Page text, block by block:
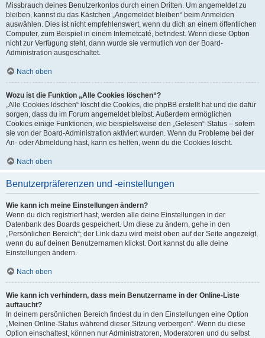
Missbrauch deines Benutzerkontos durch einen Dritten. Um angemeldet zu
bleiben, kannst du das Kästchen „Angemeldet bleiben“ beim Anmelden
auswählen. Dies ist nicht empfehlenswert, wenn du dich an einem öffentlichen
Computer, zum Beispiel in einem Internetcafé, befindest. Wenn diese Option
nicht zur Verfügung steht, dann wurde sie vermutlich von der Board-
Administration ausgeschaltet.
Nach oben
Wozu ist die Funktion „Alle Cookies löschen“?
„Alle Cookies löschen“ löscht die Cookies, die phpBB erstellt hat und die dafür
sorgen, dass du im Forum angemeldet bleibst. Außerdem ermöglichen
Cookies einige Funktionen, wie beispielsweise den „Gelesen“-Status – sofern
sie von der Board-Administration aktiviert wurden. Wenn du Probleme bei der
An- oder Abmeldung hast, kann es helfen, wenn du die Cookies löscht.
Nach oben
Benutzerpräferenzen und -einstellungen
Wie kann ich meine Einstellungen ändern?
Wenn du dich registriert hast, werden alle deine Einstellungen in der
Datenbank des Boards gespeichert. Um diese zu ändern, gehe in den
„Persönlichen Bereich“; der Link dazu wird meist oben auf der Seite angezeigt,
wenn du auf deinen Benutzernamen klickst. Dort kannst du alle deine
Einstellungen ändern.
Nach oben
Wie kann ich verhindern, dass mein Benutzername in der Online-Liste
auftaucht?
In deinem persönlichen Bereich findest du in den Einstellungen eine Option
„Meinen Online-Status während dieser Sitzung verbergen“. Wenn du diese
Option einschaltest, können nur Administratoren, Moderatoren und du selbst